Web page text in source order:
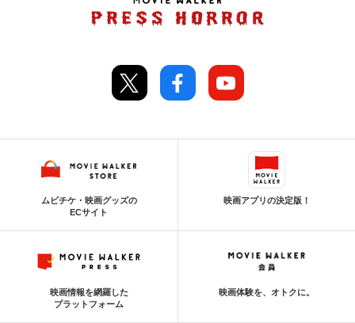
ムビチケ・映画グッズの
ECサイト
映画アプリの決定版！
映画情報を網羅した
プラットフォーム
映画体験を、オトクに。